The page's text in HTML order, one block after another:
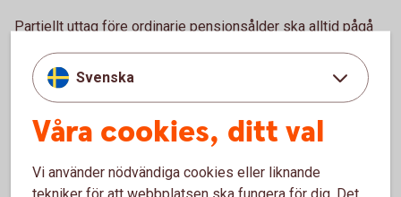
Partiellt uttag före ordinarie pensionsålder ska alltid pågå
minst fram till 65 år.
Paus i pågående
pensionsutbetalning
Svenska
Våra cookies, ditt val
Vi använder nödvändiga cookies eller liknande
tekniker för att webbplatsen ska fungera för dig. Det